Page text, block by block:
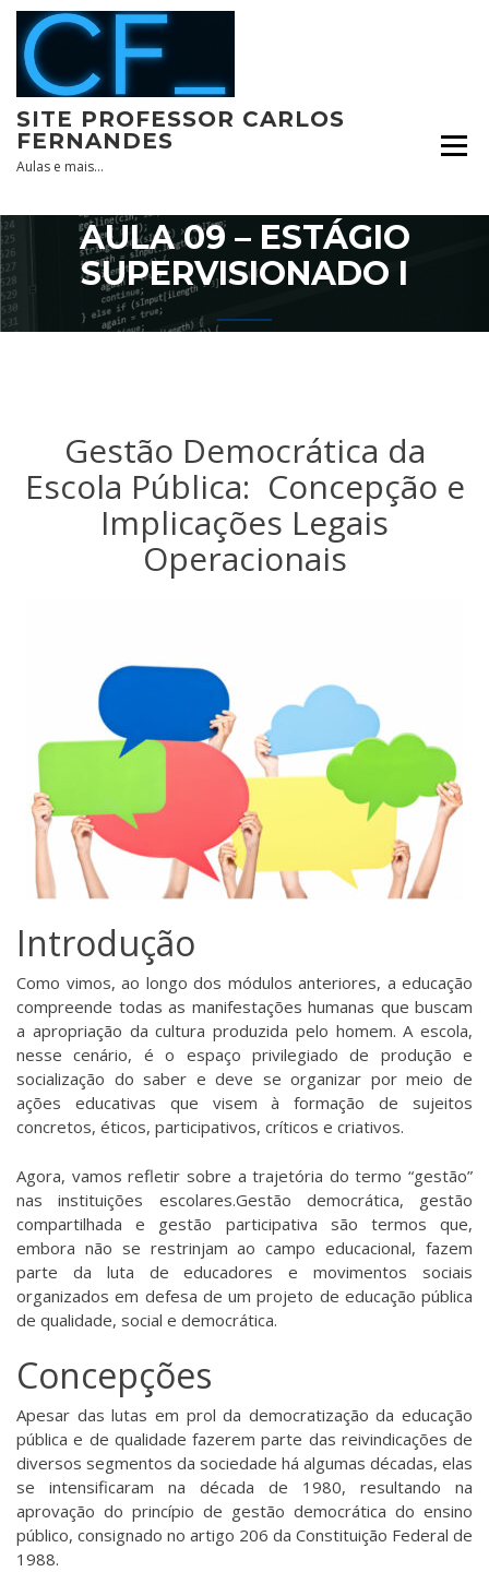
Skip
content
SITE PROFESSOR CARLOS
FERNANDES
Aulas e mais…
AULA 09 – ESTÁGIO
SUPERVISIONADO I
Gestão Democrática da
Escola Pública: Concepção e
Implicações Legais
Operacionais
Introdução
Como vimos, ao longo dos módulos anteriores, a educação
compreende todas as manifestações humanas que buscam
a apropriação da cultura produzida pelo homem. A escola,
nesse cenário, é o espaço privilegiado de produção e
socialização do saber e deve se organizar por meio de
ações educativas que visem à formação de sujeitos
concretos, éticos, participativos, críticos e criativos.
Agora, vamos refletir sobre a trajetória do termo “gestão”
nas instituições escolares.Gestão democrática, gestão
compartilhada e gestão participativa são termos que,
embora não se restrinjam ao campo educacional, fazem
parte da luta de educadores e movimentos sociais
organizados em defesa de um projeto de educação pública
de qualidade, social e democrática.
Concepções
Apesar das lutas em prol da democratização da educação
pública e de qualidade fazerem parte das reivindicações de
diversos segmentos da sociedade há algumas décadas, elas
se intensificaram na década de 1980, resultando na
aprovação do princípio de gestão democrática do ensino
público, consignado no artigo 206 da Constituição Federal de
1988.